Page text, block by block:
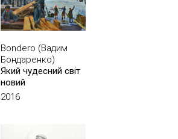
Bondero (Вадим
Бондаренко)
Який чудесний світ
новий
2016